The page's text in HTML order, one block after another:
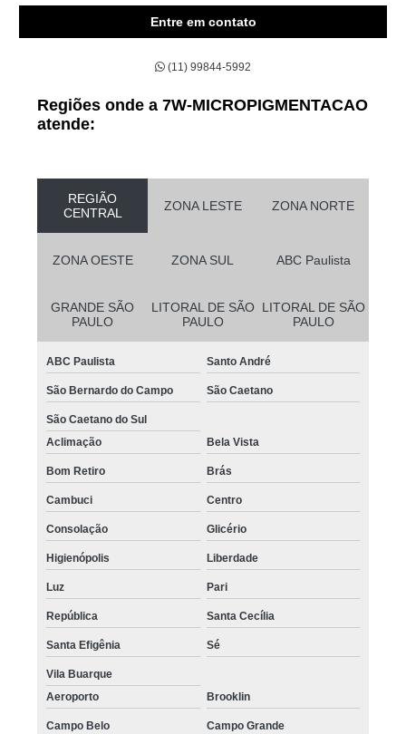
Entre em contato
(11) 99844-5992
Regiões onde a 7W-MICROPIGMENTACAO
atende:
REGIÃO
CENTRAL
ZONA LESTE ZONA NORTE
ZONA OESTE ZONA SUL ABC Paulista
GRANDE SÃO
PAULO
LITORAL DE SÃO
PAULO
LITORAL DE SÃO
PAULO
ABC Paulista Santo André
São Bernardo do Campo São Caetano
São Caetano do Sul
Aclimação
Bela Vista
Bom Retiro Brás
Cambuci Centro
Consolação Glicério
Higienópolis Liberdade
Luz Pari
República Santa Cecília
Santa Efigênia Sé
Vila Buarque
Aeroporto
Brooklin
Campo Belo Campo Grande